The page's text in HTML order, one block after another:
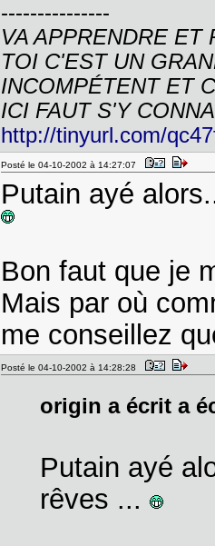
---------------
VA APPRENDRE ET
TOI C'EST UN
INCOMPÉTENT ET
ICI FAUT S'Y
http://tinyurl.com/
Posté le 04-10-2002 à 14:27:07
Putain ayé
Bon faut que je
Mais par où
me conseillez
Posté le 04-10-2002 à 14:28:28
origin a écrit a
Putain ayé
rêves ...